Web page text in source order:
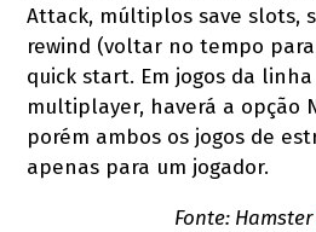
Attack, múltiplos save slots,
rewind (voltar no tempo
quick start. Em jogos da
multiplayer, haverá a opção
porém ambos os jogos de
apenas para um jogador.
Fonte: Hamster